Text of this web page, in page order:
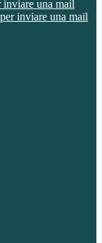
una mail
inviare una mail